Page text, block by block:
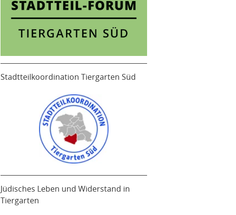
Stadtteilkoordination Tiergarten Süd
Jüdisches Leben und Widerstand in
Tiergarten